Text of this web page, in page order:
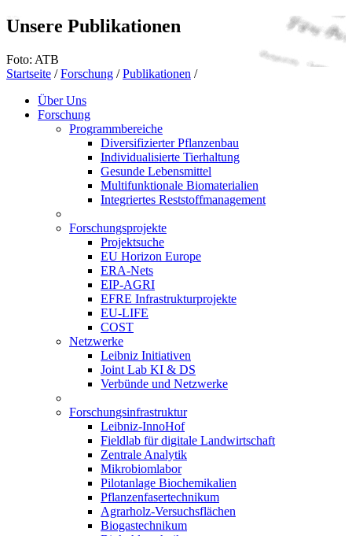
Unsere Publikationen
Foto: ATB
Startseite / Forschung / Publikationen /
Über Uns
Forschung
Programmbereiche
Diversifizierter Pflanzenbau
Individualisierte Tierhaltung
Gesunde Lebensmittel
Multifunktionale Biomaterialien
Integriertes Reststoffmanagement
Forschungsprojekte
Projektsuche
EU Horizon Europe
ERA-Nets
EIP-AGRI
EFRE Infrastrukturprojekte
EU-LIFE
COST
Netzwerke
Leibniz Initiativen
Joint Lab KI & DS
Verbünde und Netzwerke
Forschungsinfrastruktur
Leibniz-InnoHof
Fieldlab für digitale Landwirtschaft
Zentrale Analytik
Mikrobiomlabor
Pilotanlage Biochemikalien
Pflanzenfasertechnikum
Agrarholz-Versuchsflächen
Biogastechnikum